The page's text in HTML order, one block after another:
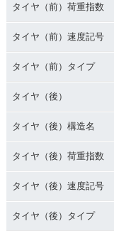
タイヤ（前）荷重指数
タイヤ（前）速度記号
タイヤ（前）タイプ
タイヤ（後）
タイヤ（後）構造名
タイヤ（後）荷重指数
タイヤ（後）速度記号
タイヤ（後）タイプ